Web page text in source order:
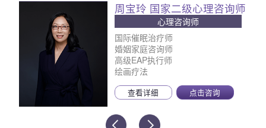
周宝玲 国家二级心理咨询师
心理咨询师
国际催眠治疗师
婚姻家庭咨询师
高级EAP执行师
绘画疗法
查看详细 点击咨询